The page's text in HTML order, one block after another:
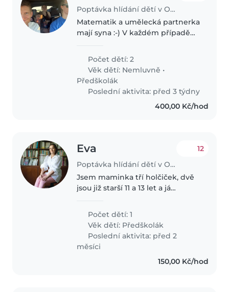
Poptávka hlídání dětí v Ostrava
Matematik a umělecká partnerka
mají syna :-) V každém případě
Částečně pendluji mezi Prahou a
Ostravou, partnerka s našim 4
měsíčním synem se nyní
přesouvá..
Počet dětí: 2
Věk dětí: Nemluvně •
Předškolák
Poslední aktivita: před 3 týdny
400,00 Kč/hod
Eva
Poptávka hlídání dětí v Ostrava
12
Jsem maminka tří holčiček, dvě
jsou již starší 11 a 13 let a já
let. Dceruška je sportovní,
tvořivá, ráda si hraje. Je..
Počet dětí: 1
Věk dětí: Předškolák
Poslední aktivita: před 2
měsíci
150,00 Kč/hod